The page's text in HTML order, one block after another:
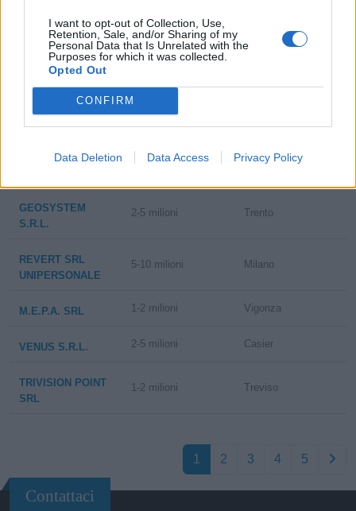
I want to opt-out of Collection, Use,
Retention, Sale, and/or Sharing of my
Personal Data that Is Unrelated with the
Purposes for which it was collected.
Opted Out
CONFIRM
Data Deletion Data Access Privacy Policy
CENTRO STYLE
25-50 milioni
ELETTRONICHE
MASSIMILIANO E
GEOSYSTEM
S.R.L.
2-5 milioni Trento
REVERT SRL
UNIPERSONALE
5-10 milioni Milano
M.E.P.A. SRL 1-2 milioni Vigonza
VENUS S.R.L. 2-5 milioni Casier
TRIVISION POINT
SRL
1-2 milioni Treviso
1 2 3 4 5
Contattaci